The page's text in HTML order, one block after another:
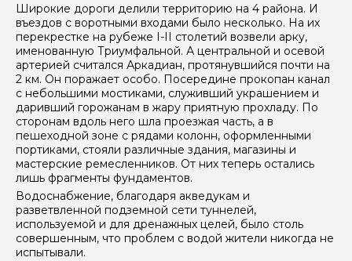
Широкие дороги делили территорию на 4 района. И
въездов с воротными входами было несколько. На их
перекрестке на рубеже I-II столетий возвели арку,
именованную Триумфальной. А центральной и осевой
артерией считался Аркадиан, протянувшийся почти на
2 км. Он поражает особо. Посередине прокопан канал
с небольшими мостиками, служивший украшением и
даривший горожанам в жару приятную прохладу. По
сторонам вдоль него шла проезжая часть, а в
пешеходной зоне с рядами колонн, оформленными
портиками, стояли различные здания, магазины и
мастерские ремесленников. От них теперь остались
лишь фрагменты фундаментов.
Водоснабжение, благодаря акведукам и
разветвленной подземной сети туннелей,
используемой и для дренажных целей, было столь
совершенным, что проблем с водой жители никогда не
испытывали.